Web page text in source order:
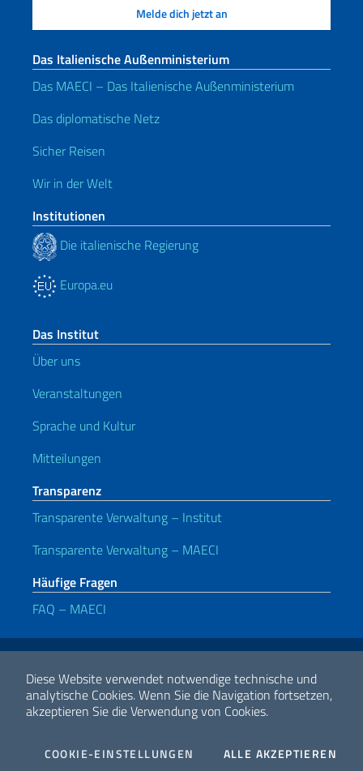
Diese Website verwendet notwendige technische und
analytische Cookies.Wenn Sie die Navigation fortsetzen,
akzeptieren Sie die Verwendung von Cookies.
COOKIE-EINSTELLUNGEN COOKIESALLE AKZEPTIEREN
Das Italienische Außenministerium
Das MAECI – Das Italienische Außenministerium
Das diplomatische Netz
Sicher Reisen
Wir in der Welt
Institutionen
Die italienische Regierung
Europa.eu
Das Institut
Über uns
Veranstaltungen
Sprache und Kultur
Mitteilungen
Transparenz
Transparente Verwaltung – Institut
Transparente Verwaltung – MAECI
Häufige Fragen
FAQ – MAECI
Nützliche Links
internationale Zusammenarbeit